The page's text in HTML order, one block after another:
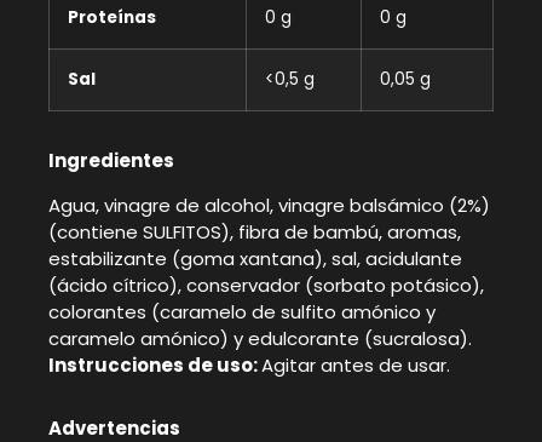
Proteínas 0 g 0 g
Sal <0,5 g 0,05 g
Ingredientes
Agua, vinagre de alcohol, vinagre balsámico (2%)
(contiene SULFITOS), fibra de bambú, aromas,
estabilizante (goma xantana), sal, acidulante
(ácido cítrico), conservador (sorbato potásico),
colorantes (caramelo de sulfito amónico y
caramelo amónico) y edulcorante (sucralosa).
Instrucciones de uso:Agitar antes de usar.
Advertencias